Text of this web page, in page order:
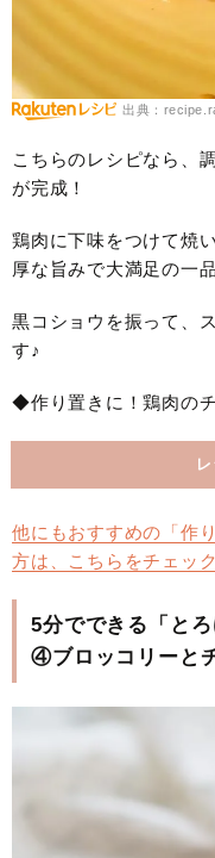
出典：
こちらのレシピなら、
が完成！
鶏肉に下味をつけて焼
厚な旨みで大満足の一
黒コショウを振って、
す♪
◆作り置きに！鶏肉の
他にもおすすめの「作
方は、こちらをチェック
5分でできる「と
④ブロッコリーと